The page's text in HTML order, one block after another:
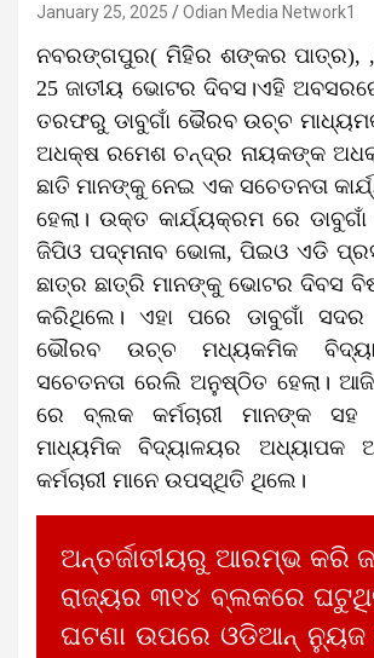
January 25, 2025 Odian Media Network1
ନବରଙ୍ଗପୁର( ମିହିର ଶଙ୍କର ପାତ୍ର),
25 ଜାତୀୟ ଭୋଟର ଦିବସ।ଏହି
ତରଫରୁ ଡାବୁଗାଁ ଭୈରବ ଉଚ୍ଚ
ଅଧକ୍ଷ ରମେଶ ଚନ୍ଦ୍ର ନାୟକଙ୍କ
ଛାତି ମାନଙ୍କୁ ନେଇ ଏକ ସଚେତନତା
ହେଲା। ଉକ୍ତ କାର୍ଯ୍ୟକ୍ରମ ରେ
ଜିପିଓ ପଦ୍ମନାବ ଭୋଳା, ପିଇଓ ଏଡି
ଛାତ୍ର ଛାତ୍ରି ମାନଙ୍କୁ ଭୋଟର ଦିବସ
କରିଥିଲେ। ଏହା ପରେ ଡାବୁଗାଁ ସଦର
ଭୌରବ ଉଚ୍ଚ ମଧ୍ୟକମିକ
ସଚେତନତା ରେଲି ଅନୁଷ୍ଠିତ ହେଲା।
ରେ ବ୍ଲକ କର୍ମଚାରୀ ମାନଙ୍କ
ମାଧ୍ୟମିକ ବିଦ୍ୟାଳୟର ଅଧ୍ୟାପକ
କର୍ମଚାରୀ ମାନେ ଉପସ୍ଥିତି ଥିଲେ।
ଅନ୍ତର୍ଜାତୀୟରୁ ଆରମ୍ଭ କରି
ରାଜ୍ୟର ୩୧୪ ବ୍ଲକରେ
ଘଟଣା ଉପରେ ଓଡିଆନ୍